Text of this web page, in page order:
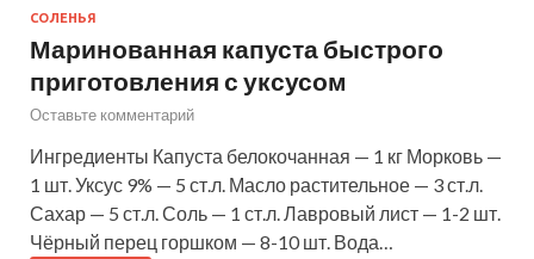
СОЛЕНЬЯ
Маринованная капуста быстрого
приготовления с уксусом
Оставьте комментарий
Ингредиенты Капуста белокочанная — 1 кг Морковь —
1 шт. Уксус 9% — 5 ст.л. Масло растительное — 3 ст.л.
Сахар — 5 ст.л. Соль — 1 ст.л. Лавровый лист — 1-2 шт.
Чёрный перец горшком — 8-10 шт. Вода…